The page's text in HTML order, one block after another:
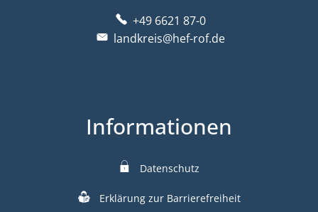
+49 6621 87-0
landkreis@hef-rof.de
Informationen
Datenschutz
Erklärung zur Barrierefreiheit